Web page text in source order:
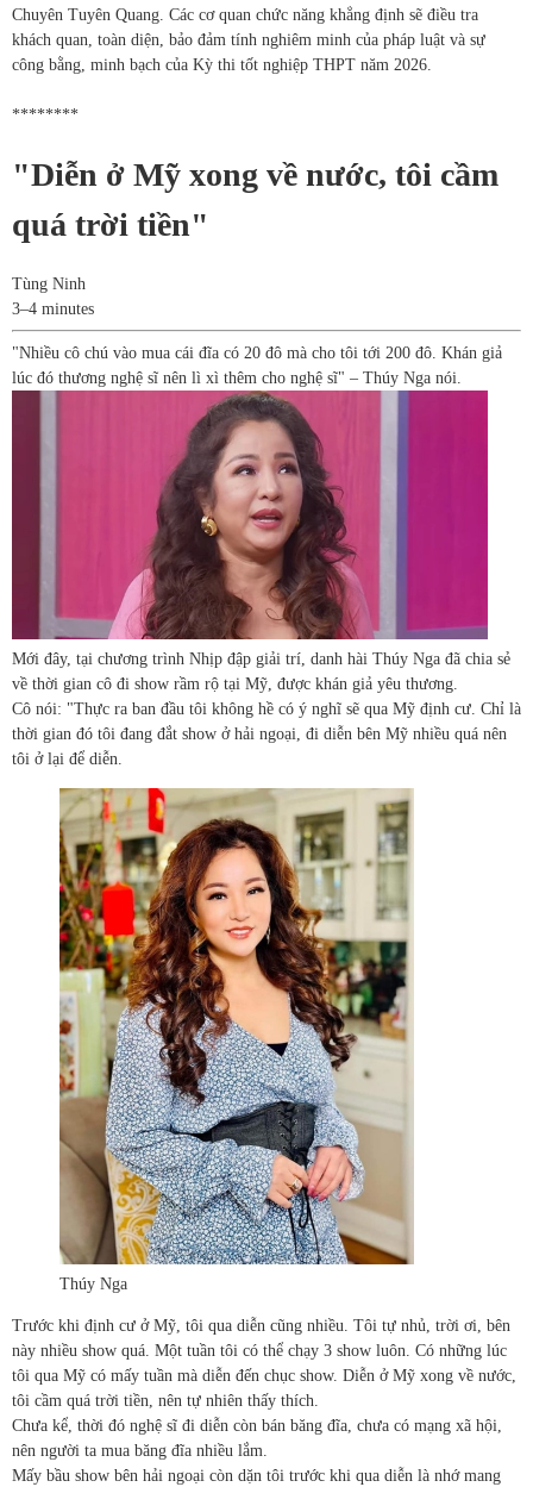
Chuyên Tuyên Quang. Các cơ quan chức năng khẳng định sẽ điều tra
khách quan, toàn diện, bảo đảm tính nghiêm minh của pháp luật và sự
công bằng, minh bạch của Kỳ thi tốt nghiệp THPT năm 2026.
********
"Diễn ở Mỹ xong về nước, tôi cầm
quá trời tiền"
Tùng Ninh
3–4 minutes
"Nhiều cô chú vào mua cái đĩa có 20 đô mà cho tôi tới 200 đô. Khán giả
lúc đó thương nghệ sĩ nên lì xì thêm cho nghệ sĩ" – Thúy Nga nói.
Mới đây, tại chương trình Nhịp đập giải trí, danh hài Thúy Nga đã chia sẻ
về thời gian cô đi show rầm rộ tại Mỹ, được khán giả yêu thương.
Cô nói: "Thực ra ban đầu tôi không hề có ý nghĩ sẽ qua Mỹ định cư. Chỉ là
thời gian đó tôi đang đắt show ở hải ngoại, đi diễn bên Mỹ nhiều quá nên
tôi ở lại để diễn.
Thúy Nga
Trước khi định cư ở Mỹ, tôi qua diễn cũng nhiều. Tôi tự nhủ, trời ơi, bên
này nhiều show quá. Một tuần tôi có thể chạy 3 show luôn. Có những lúc
tôi qua Mỹ có mấy tuần mà diễn đến chục show. Diễn ở Mỹ xong về nước,
tôi cầm quá trời tiền, nên tự nhiên thấy thích.
Chưa kể, thời đó nghệ sĩ đi diễn còn bán băng đĩa, chưa có mạng xã hội,
nên người ta mua băng đĩa nhiều lắm.
Mấy bầu show bên hải ngoại còn dặn tôi trước khi qua diễn là nhớ mang